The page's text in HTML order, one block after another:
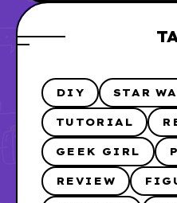
DIY STAR
TUTORIAL
GEEK GIRL
REVIEW